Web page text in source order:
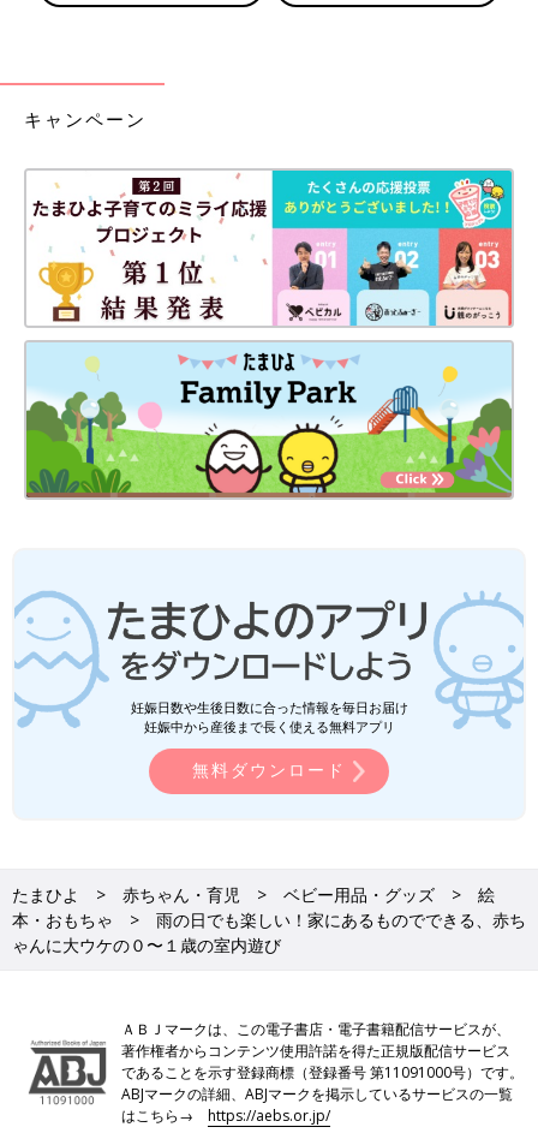
キャンペーン
妊娠日数や生後日数に合った情報を毎日お届け
妊娠中から産後まで長く使える無料アプリ
無料ダウンロード
たまひよ 赤ちゃん・育児 ベビー用品・グッズ
絵
本・おもちゃ
雨の日でも楽しい！家にあるものでできる、赤ち
ゃんに大ウケの０〜１歳の室内遊び
ＡＢＪマークは、この電子書店・電子書籍配信サービスが、
著作権者からコンテンツ使用許諾を得た正規版配信サービス
であることを示す登録商標（登録番号 第11091000号）です。
ABJマークの詳細、ABJマークを掲示しているサービスの一覧
はこちら→https://aebs.or.jp/